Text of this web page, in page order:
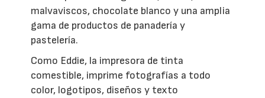
malvaviscos, chocolate blanco y una amplia
gama de productos de panadería y
pastelería.
Como Eddie, la impresora de tinta
comestible, imprime fotografías a todo
color, logotipos, diseños y texto